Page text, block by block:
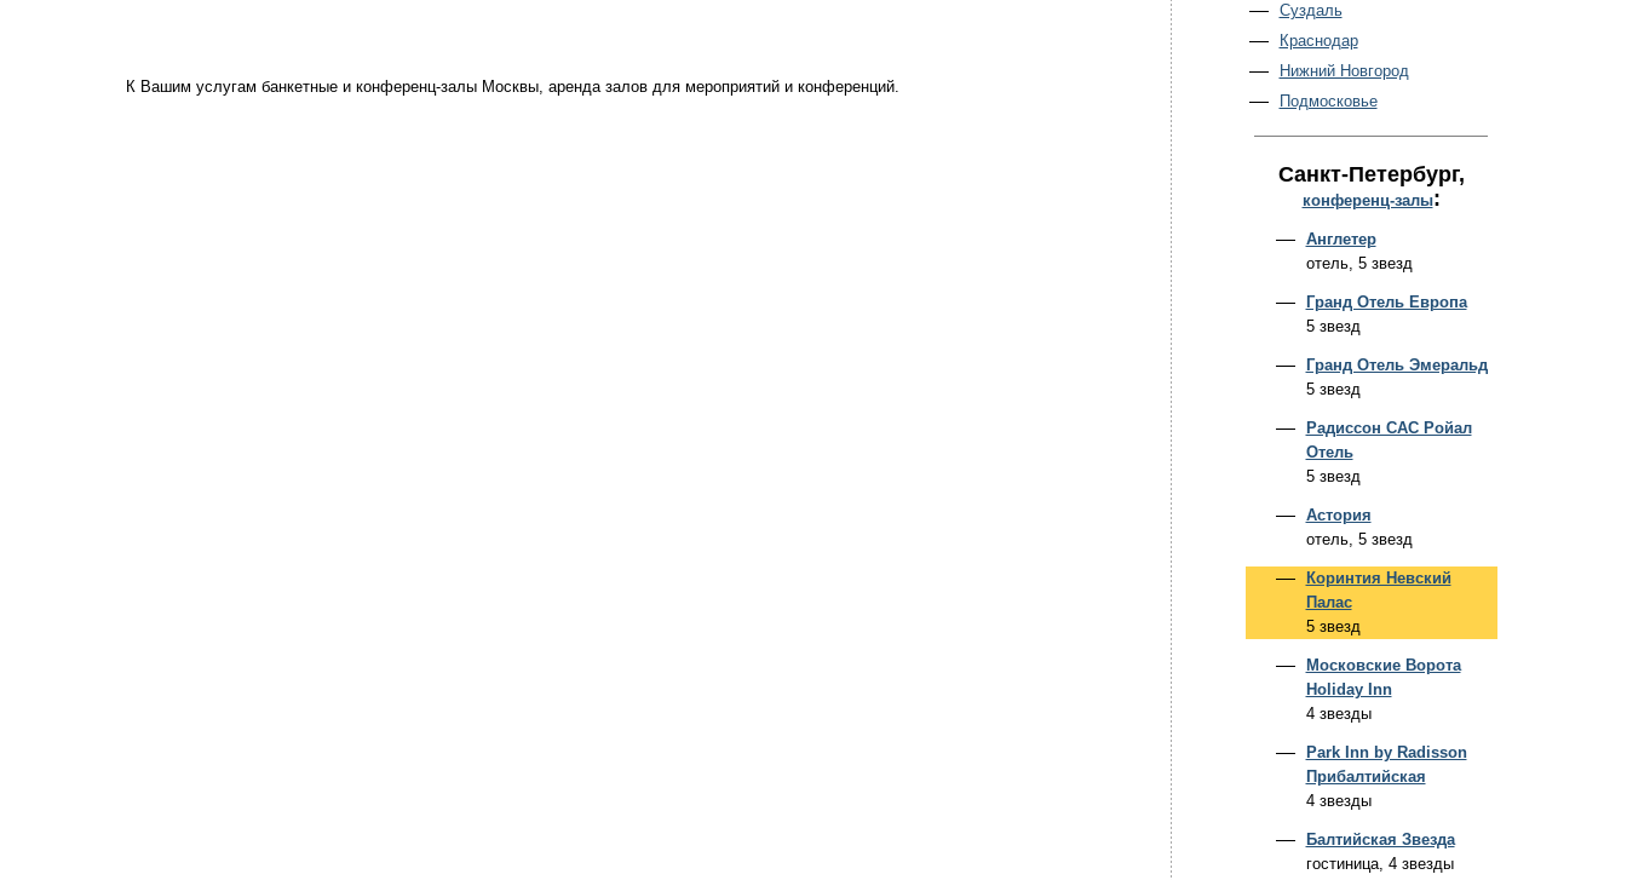
К Вашим услугам банкетные и конференц-залы Москвы, аренда залов для мероприятий и конференций.
Суздаль
Краснодар
Нижний Новгород
Подмосковье
Санкт-Петербург,
конференц-залы:
Англетер
отель, 5 звезд
Гранд Отель Европа
5 звезд
Гранд Отель Эмеральд
5 звезд
Радиссон САС Ройал
Отель
5 звезд
Астория
отель, 5 звезд
Коринтия Невский
Палас
5 звезд
Московские Ворота
Holiday Inn
4 звезды
Park Inn by Radisson
Прибалтийская
4 звезды
Балтийская Звезда
гостиница, 4 звезды